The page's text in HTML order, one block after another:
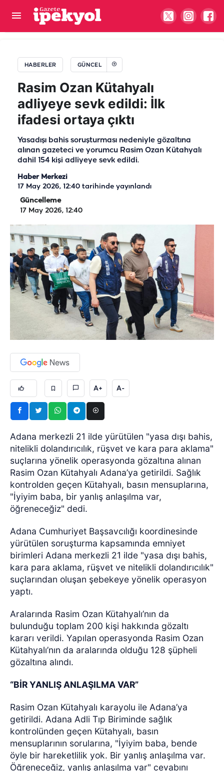
HABERLER GÜNCEL
Rasim Ozan Kütahyalı
adliyeye sevk edildi: İlk
ifadesi ortaya çıktı
Yasadışı bahis soruşturması nedeniyle gözaltına
alınan gazeteci ve yorumcu Rasim Ozan Kütahyalı
dahil 154 kişi adliyeye sevk edildi.
Haber Merkezi
17 May 2026, 12:40 tarihinde yayınlandı
Güncelleme
17 May 2026, 12:40
A+ A-
Adana merkezli 21 ilde yürütülen "yasa dışı bahis,
nitelikli dolandırıcılık, rüşvet ve kara para aklama"
suçlarına yönelik operasyonda gözaltına alınan
Rasim Ozan Kütahyalı Adana’ya getirildi. Sağlık
kontrolden geçen Kütahyalı, basın mensuplarına,
"İyiyim baba, bir yanlış anlaşılma var,
öğreneceğiz" dedi.
Adana Cumhuriyet Başsavcılığı koordinesinde
yürütülen soruşturma kapsamında emniyet
birimleri Adana merkezli 21 ilde "yasa dışı bahis,
kara para aklama, rüşvet ve nitelikli dolandırıcılık"
suçlarından oluşan şebekeye yönelik operasyon
yaptı.
Aralarında Rasim Ozan Kütahyalı’nın da
bulunduğu toplam 200 kişi hakkında gözaltı
kararı verildi. Yapılan operasyonda Rasim Ozan
Kütahyalı’nın da aralarında olduğu 128 şüpheli
gözaltına alındı.
“BİR YANLIŞ ANLAŞILMA VAR”
Rasim Ozan Kütahyalı karayolu ile Adana’ya
getirildi. Adana Adli Tıp Biriminde sağlık
kontrolünden geçen Kütahyalı, basın
mensuplarının sorularına, "İyiyim baba, bende
öyle bir hareketlilik yok. Bir yanlış anlaşılma var.
Öğreneceğiz, yanlış anlaşılma var" cevabını
Haliliye'de bozulan yollar baştan sona